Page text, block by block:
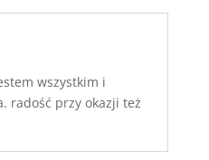
wszystkim i
radość przy okazji też